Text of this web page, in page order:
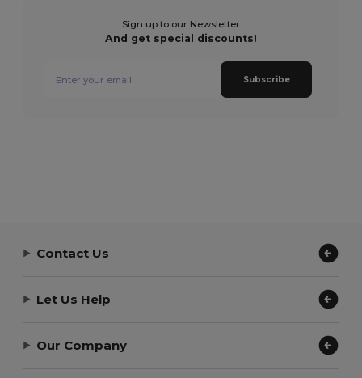
Sign up to our Newsletter
And get special discounts!
Subscribe
Contact Us
Let Us Help
Our Company